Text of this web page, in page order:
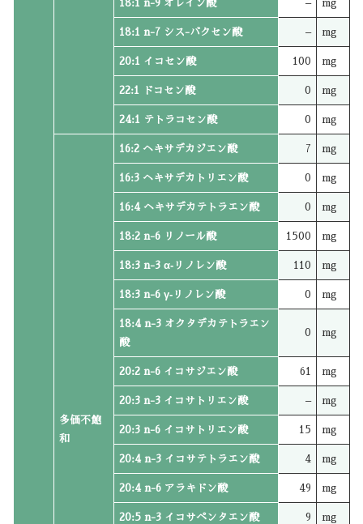
18:1 n-9 オレイン酸 – mg
18:1 n-7 シス-バクセン酸 – mg
20:1 イコセン酸 100 mg
22:1 ドコセン酸 0 mg
24:1 テトラコセン酸 0 mg
多価不飽
和
16:2 ヘキサデカジエン酸 7 mg
16:3 ヘキサデカトリエン酸 0 mg
16:4 ヘキサデカテトラエン酸 0 mg
18:2 n-6 リノール酸 1500 mg
18:3 n-3 α‐リノレン酸 110 mg
18:3 n-6 γ‐リノレン酸 0 mg
18:4 n-3 オクタデカテトラエン
酸
0 mg
20:2 n-6 イコサジエン酸 61 mg
20:3 n-3 イコサトリエン酸 – mg
20:3 n-6 イコサトリエン酸 15 mg
20:4 n-3 イコサテトラエン酸 4 mg
20:4 n-6 アラキドン酸 49 mg
20:5 n-3 イコサペンタエン酸 9 mg